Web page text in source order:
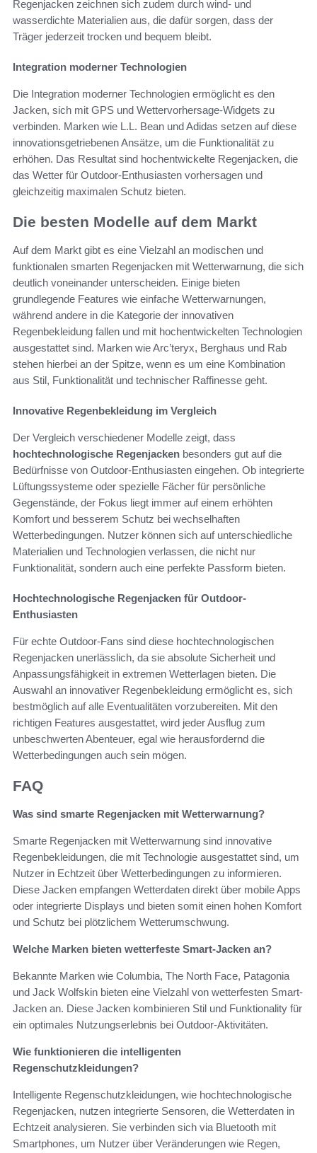
Regenjacken zeichnen sich zudem durch wind- und
wasserdichte Materialien aus, die dafür sorgen, dass der
Träger jederzeit trocken und bequem bleibt.
Integration moderner Technologien
Die Integration moderner Technologien ermöglicht es den
Jacken, sich mit GPS und Wettervorhersage-Widgets zu
verbinden. Marken wie L.L. Bean und Adidas setzen auf diese
innovationsgetriebenen Ansätze, um die Funktionalität zu
erhöhen. Das Resultat sind hochentwickelte Regenjacken, die
das Wetter für Outdoor-Enthusiasten vorhersagen und
gleichzeitig maximalen Schutz bieten.
Die besten Modelle auf dem Markt
Auf dem Markt gibt es eine Vielzahl an modischen und
funktionalen smarten Regenjacken mit Wetterwarnung, die sich
deutlich voneinander unterscheiden. Einige bieten
grundlegende Features wie einfache Wetterwarnungen,
während andere in die Kategorie der innovativen
Regenbekleidung fallen und mit hochentwickelten Technologien
ausgestattet sind. Marken wie Arc’teryx, Berghaus und Rab
stehen hierbei an der Spitze, wenn es um eine Kombination
aus Stil, Funktionalität und technischer Raffinesse geht.
Innovative Regenbekleidung im Vergleich
Der Vergleich verschiedener Modelle zeigt, dass
hochtechnologische Regenjacken besonders gut auf die
Bedürfnisse von Outdoor-Enthusiasten eingehen. Ob integrierte
Lüftungssysteme oder spezielle Fächer für persönliche
Gegenstände, der Fokus liegt immer auf einem erhöhten
Komfort und besserem Schutz bei wechselhaften
Wetterbedingungen. Nutzer können sich auf unterschiedliche
Materialien und Technologien verlassen, die nicht nur
Funktionalität, sondern auch eine perfekte Passform bieten.
Hochtechnologische Regenjacken für Outdoor-
Enthusiasten
Für echte Outdoor-Fans sind diese hochtechnologischen
Regenjacken unerlässlich, da sie absolute Sicherheit und
Anpassungsfähigkeit in extremen Wetterlagen bieten. Die
Auswahl an innovativer Regenbekleidung ermöglicht es, sich
bestmöglich auf alle Eventualitäten vorzubereiten. Mit den
richtigen Features ausgestattet, wird jeder Ausflug zum
unbeschwerten Abenteuer, egal wie herausfordernd die
Wetterbedingungen auch sein mögen.
FAQ
Was sind smarte Regenjacken mit Wetterwarnung?
Smarte Regenjacken mit Wetterwarnung sind innovative
Regenbekleidungen, die mit Technologie ausgestattet sind, um
Nutzer in Echtzeit über Wetterbedingungen zu informieren.
Diese Jacken empfangen Wetterdaten direkt über mobile Apps
oder integrierte Displays und bieten somit einen hohen Komfort
und Schutz bei plötzlichem Wetterumschwung.
Welche Marken bieten wetterfeste Smart-Jacken an?
Bekannte Marken wie Columbia, The North Face, Patagonia
und Jack Wolfskin bieten eine Vielzahl von wetterfesten Smart-
Jacken an. Diese Jacken kombinieren Stil und Funktionality für
ein optimales Nutzungserlebnis bei Outdoor-Aktivitäten.
Wie funktionieren die intelligenten
Regenschutzkleidungen?
Intelligente Regenschutzkleidungen, wie hochtechnologische
Regenjacken, nutzen integrierte Sensoren, die Wetterdaten in
Echtzeit analysieren. Sie verbinden sich via Bluetooth mit
Smartphones, um Nutzer über Veränderungen wie Regen,